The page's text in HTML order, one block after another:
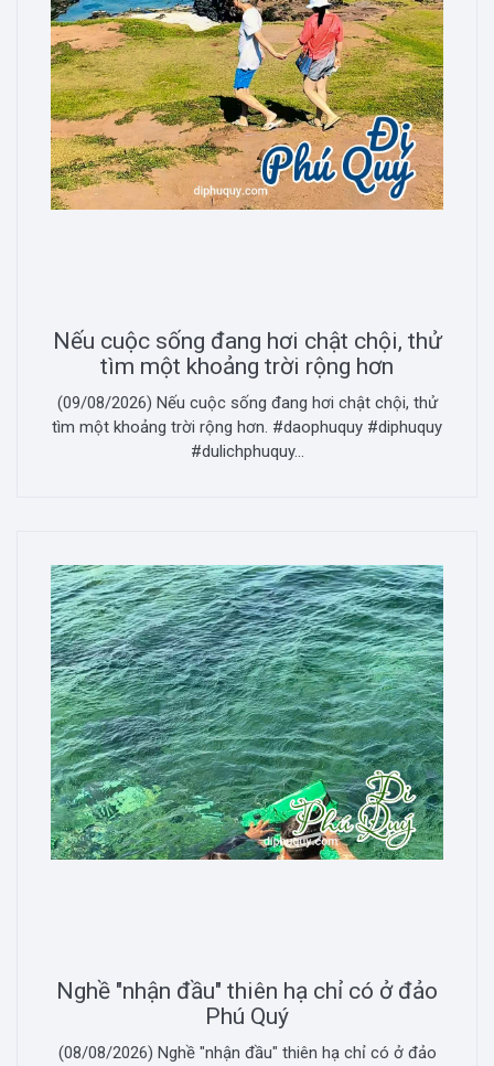
Nếu cuộc sống đang hơi chật chội, thử
tìm một khoảng trời rộng hơn
(09/08/2026) Nếu cuộc sống đang hơi chật chội, thử
tìm một khoảng trời rộng hơn. #daophuquy #diphuquy
#dulichphuquy...
Nghề "nhận đầu" thiên hạ chỉ có ở đảo
Phú Quý
(08/08/2026) Nghề "nhận đầu" thiên hạ chỉ có ở đảo